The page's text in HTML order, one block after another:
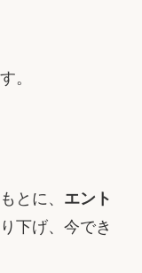
。
とに、 エント
下げ、今でき